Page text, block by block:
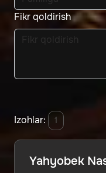
Fikr qoldirish
Izohlar:
1
Yahyobek